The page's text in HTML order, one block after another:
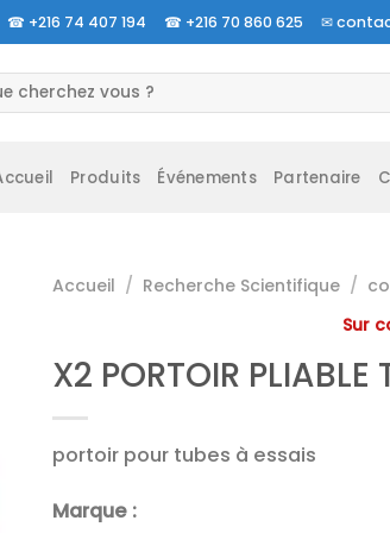
☎ +216 74 407 194 ☎ +216 70 860 625 ✉
Produits Événements Partenaire
Accueil / Recherche Scientifique /
Sur
X2 PORTOIR
portoir pour tubes à essais
Marque :